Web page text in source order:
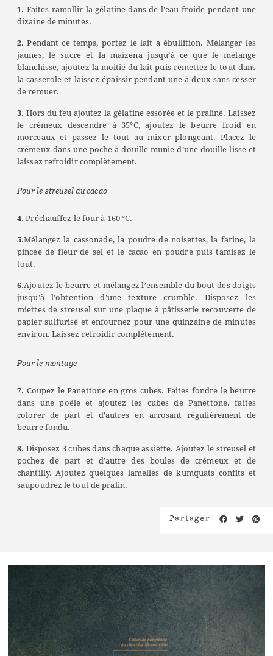
1. Faites ramollir la gélatine dans de l’eau froide pendant une
dizaine de minutes.
2.Pendant ce temps, portez le lait à ébullition. Mélanger les
jaunes, le sucre et la maïzena jusqu’à ce que le mélange
blanchisse, ajoutez la moitié du lait puis remettez le tout dans
la casserole et laissez épaissir pendant une à deux sans cesser
de remuer.
3. Hors du feu ajoutez la gélatine essorée et le praliné. Laissez
le crémeux descendre à 35°C, ajoutez le beurre froid en
morceaux et passez le tout au mixer plongeant. Placez le
crémeux dans une poche à douille munie d’une douille lisse et
laissez refroidir complètement.
Pour le streusel au cacao
4.Préchauffez le four à 160 °C.
5.Mélangez la cassonade, la poudre de noisettes, la farine, la
pincée de fleur de sel et le cacao en poudre puis tamisez le
tout.
6.Ajoutez le beurre et mélangez l’ensemble du bout des doigts
jusqu’à l’obtention d’une texture crumble. Disposez les
miettes de streusel sur une plaque à pâtisserie recouverte de
papier sulfurisé et enfournez pour une quinzaine de minutes
environ. Laissez refroidir complètement.
Pour le montage
7. Coupez le Panettone en gros cubes. Faites fondre le beurre
dans une poêle et ajoutez les cubes de Panettone. faites
colorer de part et d’autres en arrosant régulièrement de
beurre fondu.
8. Disposez 3 cubes dans chaque assiette. Ajoutez le streusel et
pochez de part et d’autre des boules de crémeux et de
chantilly. Ajoutez quelques lamelles de kumquats confits et
saupoudrez le tout de pralin.
Partager